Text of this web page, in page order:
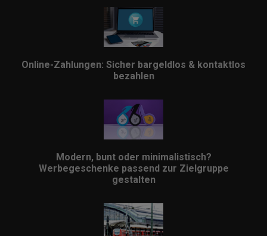
Online-Zahlungen: Sicher bargeldlos & kontaktlos
bezahlen
Modern, bunt oder minimalistisch?
Werbegeschenke passend zur Zielgruppe
gestalten